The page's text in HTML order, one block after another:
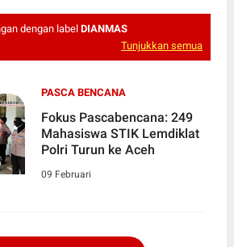
dengan label DIANMAS
Tunjukkan semua
PASCA BENCANA
Fokus Pascabencana: 249
Mahasiswa STIK Lemdiklat
Polri Turun ke Aceh
09 Februari